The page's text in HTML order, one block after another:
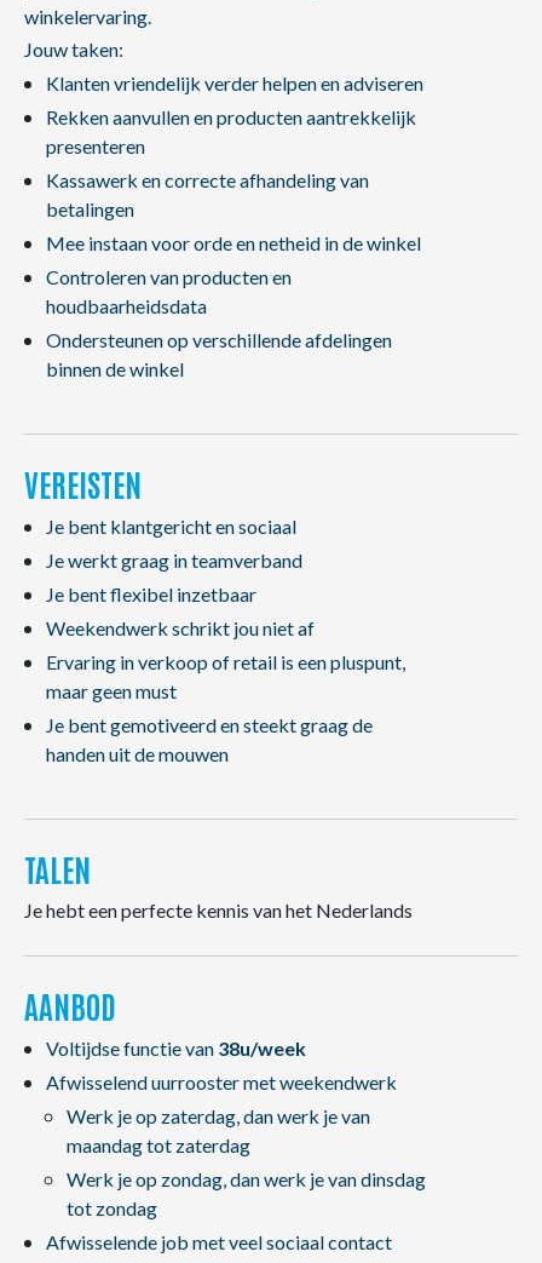
winkelervaring.
Jouw taken:
Klanten vriendelijk verder helpen en adviseren
Rekken aanvullen en producten aantrekkelijk
presenteren
Kassawerk en correcte afhandeling van
betalingen
Mee instaan voor orde en netheid in de winkel
Controleren van producten en
houdbaarheidsdata
Ondersteunen op verschillende afdelingen
binnen de winkel
VEREISTEN
Je bent klantgericht en sociaal
Je werkt graag in teamverband
Je bent flexibel inzetbaar
Weekendwerk schrikt jou niet af
Ervaring in verkoop of retail is een pluspunt,
maar geen must
Je bent gemotiveerd en steekt graag de
handen uit de mouwen
TALEN
Je hebt een perfecte kennis van het Nederlands
AANBOD
Voltijdse functie van 38u/week
Afwisselend uurrooster met weekendwerk
Werk je op zaterdag, dan werk je van
maandag tot zaterdag
Werk je op zondag, dan werk je van dinsdag
tot zondag
Afwisselende job met veel sociaal contact